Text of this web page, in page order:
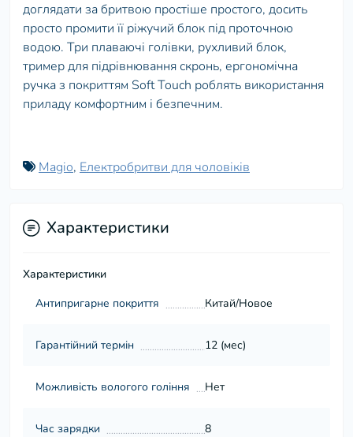
доглядати за бритвою простіше простого, досить
просто промити її ріжучий блок під проточною
водою. Три плаваючі голівки, рухливий блок,
тример для підрівнювання скронь, ергономічна
ручка з покриттям Soft Touch роблять використання
приладу комфортним і безпечним.
Magio, Електробритви для чоловіків
Характеристики
Характеристики
Антипригарне покриття
Китай/Новое
Гарантійний термін 12 (мес)
Можливість вологого гоління Нет
Час зарядки 8